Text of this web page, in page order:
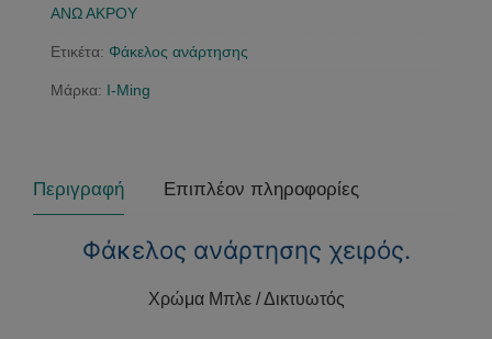
ΑΝΩ ΑΚΡΟΥ
Ετικέτα: Φάκελος ανάρτησης
Μάρκα: I-Ming
Περιγραφή Επιπλέον πληροφορίες
Φάκελος ανάρτησης χειρός.
Χρώμα Μπλε / Δικτυωτός